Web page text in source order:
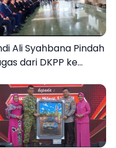
Ali Syahbana Pindah
dari DKPP ke